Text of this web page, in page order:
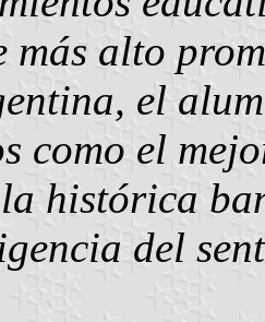
más alto
el
como el
histórica
del